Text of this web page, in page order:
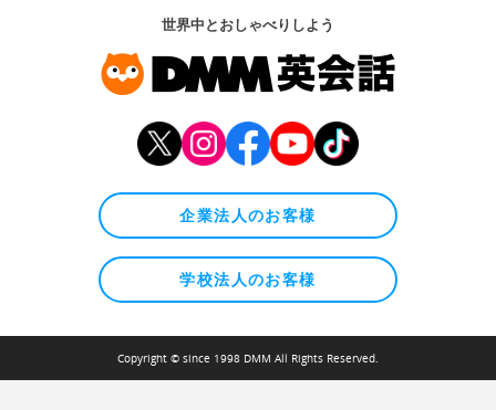
世界中とおしゃべりしよう
企業法人のお客様
学校法人のお客様
Copyright © since 1998 DMM All Rights Reserved.